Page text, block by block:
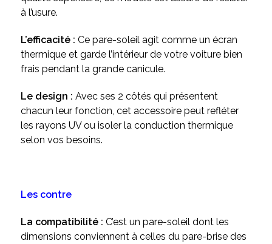
à l’usure.
L’efficacité : Ce pare-soleil agit comme un écran
thermique et garde l’intérieur de votre voiture bien
frais pendant la grande canicule.
Le design : Avec ses 2 côtés qui présentent
chacun leur fonction, cet accessoire peut refléter
les rayons UV ou isoler la conduction thermique
selon vos besoins.
Les contre
La compatibilité : C’est un pare-soleil dont les
dimensions conviennent à celles du pare-brise des